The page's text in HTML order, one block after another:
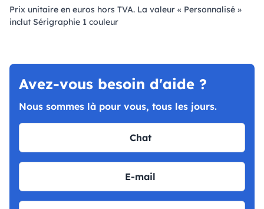
Prix ​​unitaire en euros hors TVA. La valeur « Personnalisé »
inclut Sérigraphie 1 couleur
Avez-vous besoin d'aide ?
Nous sommes là pour vous, tous les jours.
Chat
E-mail